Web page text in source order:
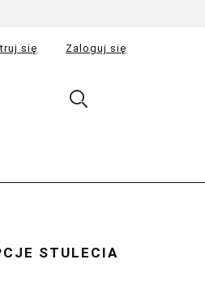
się Zaloguj się
STULECIA